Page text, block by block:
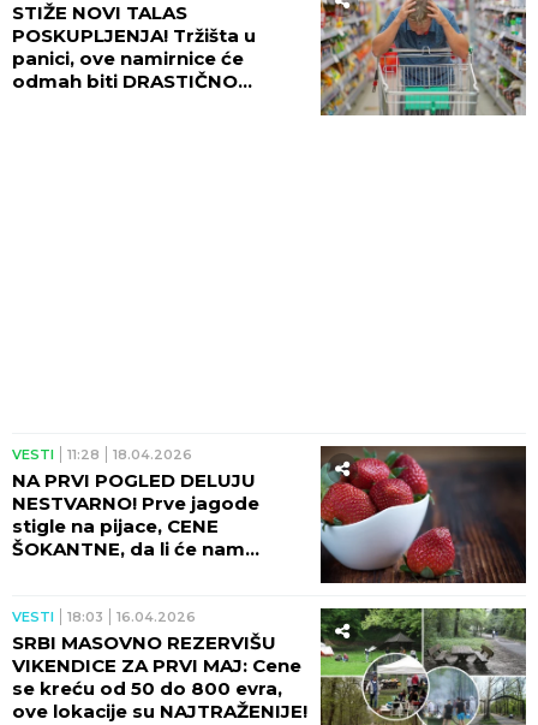
STIŽE NOVI TALAS
POSKUPLJENJA! Tržišta u
panici, ove namirnice će
odmah biti DRASTIČNO
VESTI 11:28 18.04.2026
NA PRVI POGLED DELUJU
NESTVARNO! Prve jagode
stigle na pijace, CENE
ŠOKANTNE, da li će nam
VESTI 18:03 16.04.2026
SRBI MASOVNO REZERVIŠU
VIKENDICE ZA PRVI MAJ: Cene
se kreću od 50 do 800 evra,
ove lokacije su NAJTRAŽENIJE!